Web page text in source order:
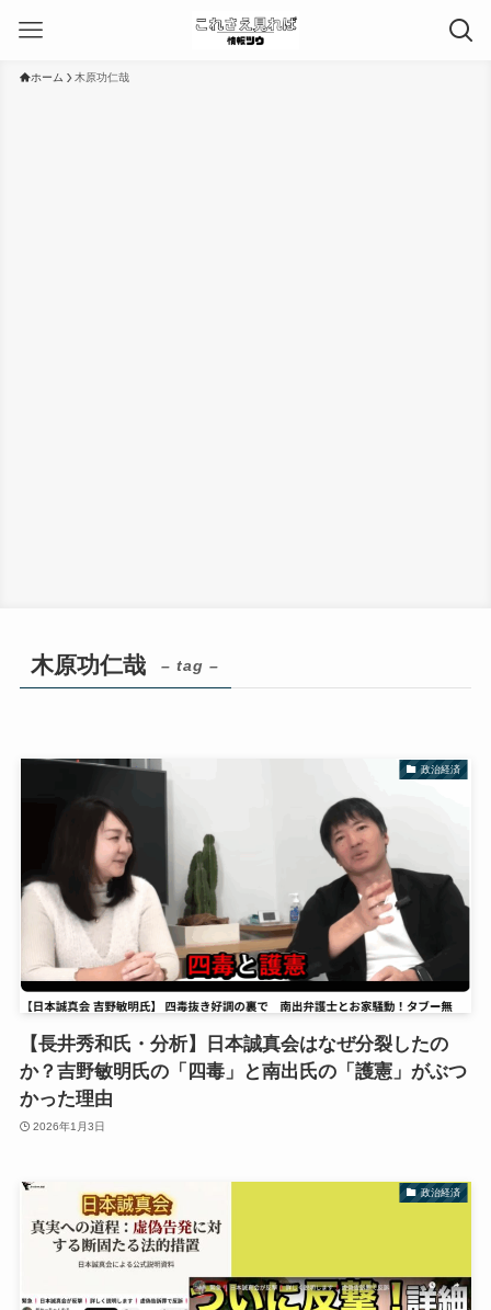
ホーム 木原功仁哉
木原功仁哉 – tag –
政治経済
【長井秀和氏・分析】日本誠真会はなぜ分裂したの
か？吉野敏明氏の「四毒」と南出氏の「護憲」がぶつ
かった理由
2026年1月3日
政治経済